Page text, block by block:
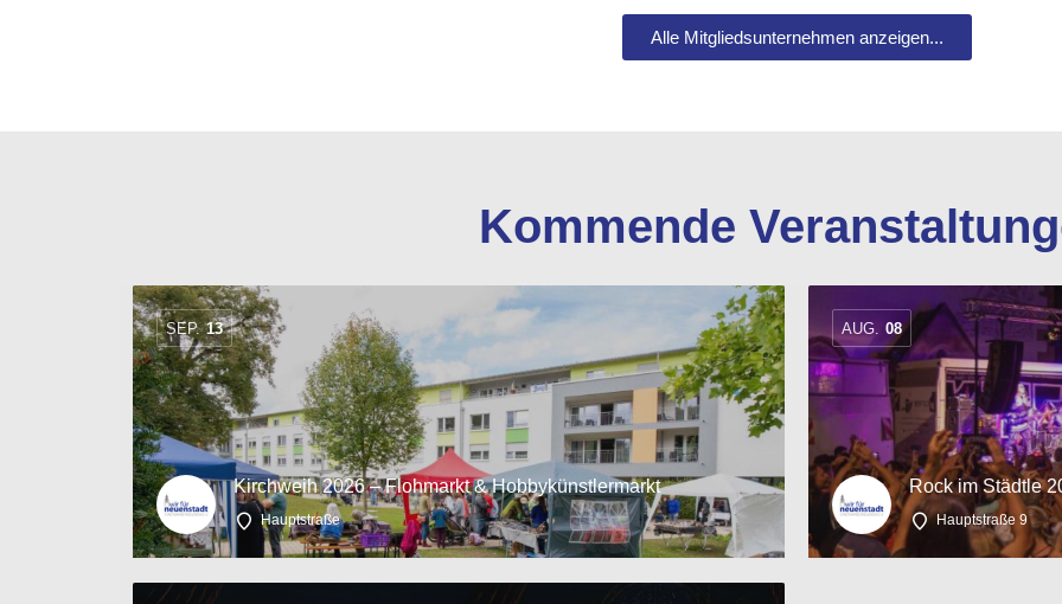
Alle Mitgliedsunternehmen anzeigen...
Kommende
Kirchweih 2026 – Flohmarkt & Hobbykünstlermarkt
Hauptstraße
SEP. 13
Rock im Städtle
Hauptstraße 9
AUG. 08